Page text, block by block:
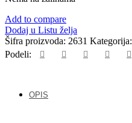
Add to compare
Dodaj u Listu želja
Šifra proizvoda: 2631 Kategorija:
Podeli:
OPIS